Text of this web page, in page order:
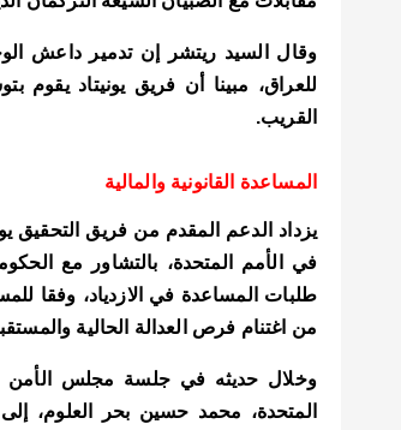
وقال السيد ريتشر إن تدمير داعش
للعراق، مبينا أن فريق يونيتاد يقوم
القريب.
المساعدة القانونية والمالية
يزداد الدعم المقدم من فريق التحقيق
طلبات المساعدة في الازدياد، وفقا
من اغتنام فرص العدالة الحالية
وخلال حديثه في جلسة مجلس الأمن
المتحدة، محمد حسين بحر العلوم،